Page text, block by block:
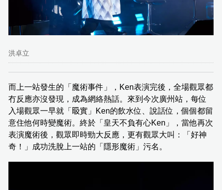
洪卓立
而上一站發生的「魔術事件」，Ken表演完後，全場觀眾都
冇反應亦沒發現，成為網絡熱話。來到今次廣州站，每位
入場觀眾一早就「𥄫實」Ken的飲水位、說話位，個個都留
意住他何時變魔術。終於「皇天不負有心Ken」，當他再次
表演魔術後，觀眾即時勁大反應，更有觀眾大叫：「好神
奇！」成功洗脫上一站的「隱形魔術」污名。